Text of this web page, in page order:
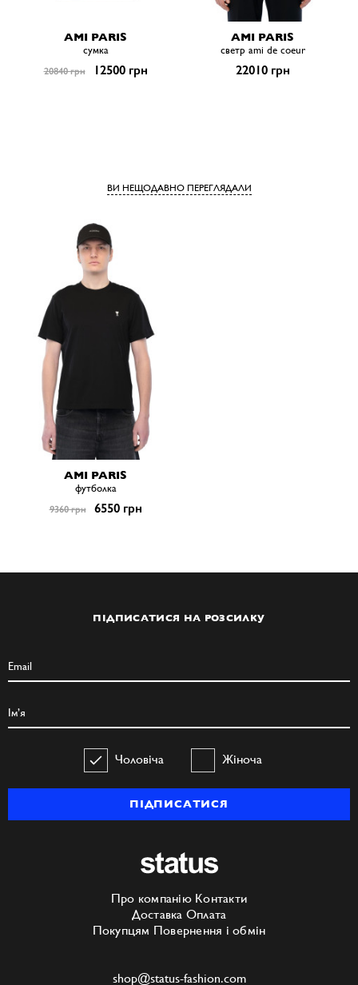
AMI PARIS
сумка
20840 грн 12500 грн
AMI PARIS
светр ami de coeur
22010 грн
ВИ НЕЩОДАВНО ПЕРЕГЛЯДАЛИ
AMI PARIS
футболка
9360 грн 6550 грн
ПІДПИСАТИСЯ НА РОЗСИЛКУ
Чоловіча Жіноча
ПІДПИСАТИСЯ
Про компанію Контакти
Доставка Оплата
Покупцям Повернення і обмін
shop@status-fashion.com